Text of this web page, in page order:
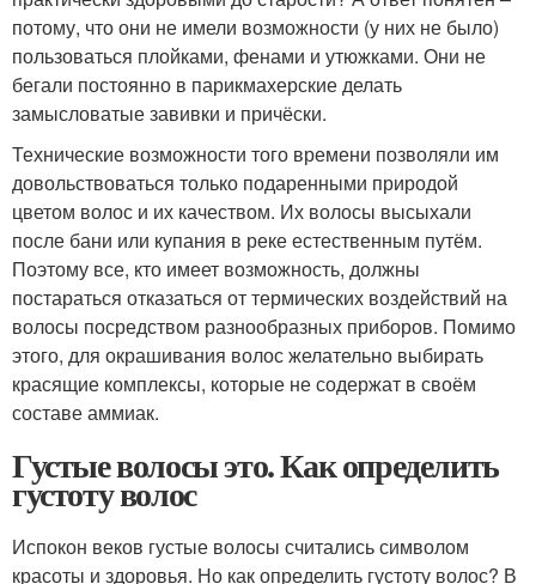
потому, что они не имели возможности (у них не было)
пользоваться плойками, фенами и утюжками. Они не
бегали постоянно в парикмахерские делать
замысловатые завивки и причёски.
Технические возможности того времени позволяли им
довольствоваться только подаренными природой
цветом волос и их качеством. Их волосы высыхали
после бани или купания в реке естественным путём.
Поэтому все, кто имеет возможность, должны
постараться отказаться от термических воздействий на
волосы посредством разнообразных приборов. Помимо
этого, для окрашивания волос желательно выбирать
красящие комплексы, которые не содержат в своём
составе аммиак.
Густые волосы это. Как определить
густоту волос
Испокон веков густые волосы считались символом
красоты и здоровья. Но как определить густоту волос? В